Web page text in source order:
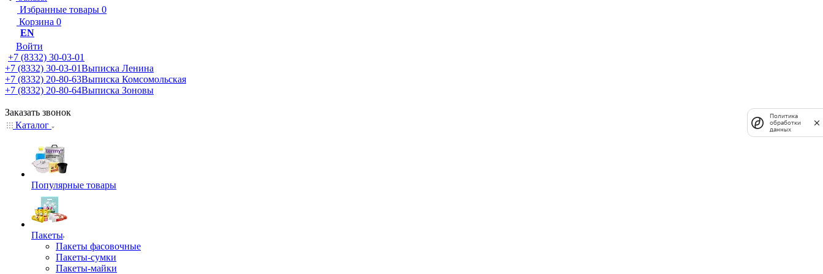
Избранные товары 0
Корзина 0
EN
Войти
+7 (8332) 30-03-01
+7 (8332) 30-03-01Выписка Ленина
+7 (8332) 20-80-63Выписка Комсомольская
+7 (8332) 20-80-64Выписка Зоновы
Заказать звонок
Каталог
Популярные товары
Пакеты
Пакеты фасовочные
Пакеты-сумки
Пакеты-майки
Политика
обработки
данных